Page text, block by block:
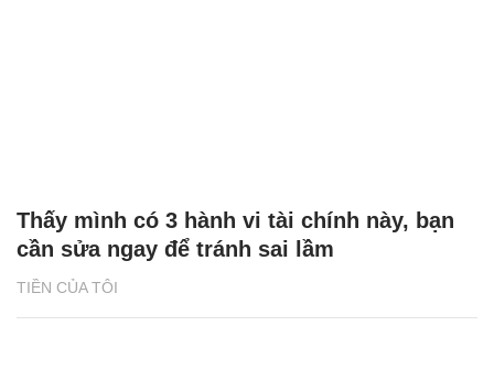
TIỀN CỦA TÔI
Thấy mình có 3 hành vi tài chính này, bạn
cần sửa ngay để tránh sai lầm